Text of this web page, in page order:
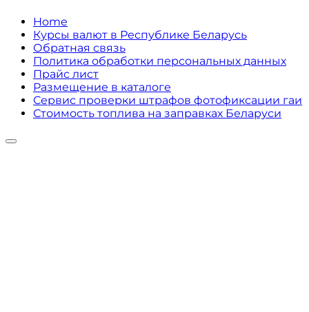
Home
Курсы валют в Республике Беларусь
Обратная связь
Политика обработки персональных данных
Прайс лист
Размещение в каталоге
Сервис проверки штрафов фотофиксации гаи
Стоимость топлива на заправках Беларуси